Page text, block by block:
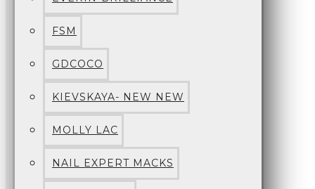
FSM
GDCOCO
KIEVSKAYA- NEW NEW
MOLLY LAC
NAIL EXPERT MACKS